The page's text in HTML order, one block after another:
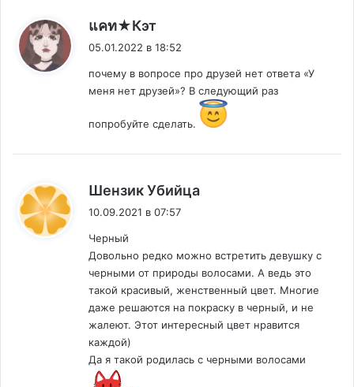
แคท★Кэт
05.01.2022 в 18:52
почему в вопросе про друзей нет ответа «У
меня нет друзей»? В следующий раз
попробуйте сделать.
Шензик Убийца
10.09.2021 в 07:57
Черный
Довольно редко можно встретить девушку с
черными от природы волосами. А ведь это
такой красивый, женственный цвет. Многие
даже решаются на покраску в черный, и не
жалеют. Этот интересный цвет нравится
каждой)
Да я такой родилась с черными волосами